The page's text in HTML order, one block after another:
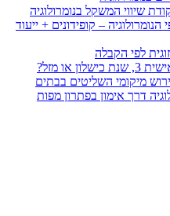
שיווי המשקל בנומרולוגיה
הנומרולוגיה – קופידונים + ייעוד
לפי הקבלה
או מזל?
מיקומי השליטים בבתים
דרך אימון בפתרון מפות